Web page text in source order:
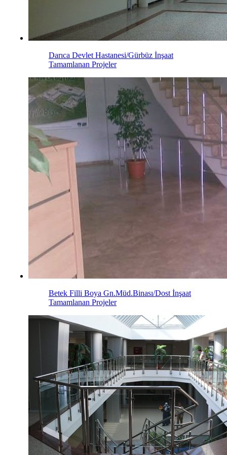
Darıca Devlet Hastanesi/Gürbüz İnşaat
Tamamlanan Projeler
Betek Filli Boya Gn.Müd.Binası/Dost İnşaat
Tamamlanan Projeler